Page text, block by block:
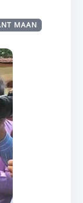
MAAN